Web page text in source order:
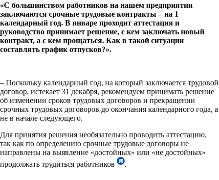
«С большинством работников на нашем предприятии
заключаются срочные трудовые контракты – на 1
календарный год. В январе проходит аттестация и
руководство принимает решение, с кем заключать новый
контракт, а с кем прощаться. Как в такой ситуации
составлять график отпусков?».
– Поскольку календарный год, на который заключается трудовой
договор, истекает 31 декабря, рекомендуем принимать решение
об изменении сроков трудовых договоров и прекращении
срочных трудовых договоров до окончания календарного года, а
не в начале следующего.
Для принятия решения необязательно проводить аттестацию,
так как по определению срочные трудовые договоры не
направлены на выявление «достойных» или «не достойных»
продолжать трудиться работников
.